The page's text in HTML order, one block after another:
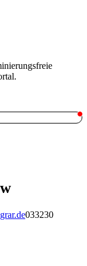
033230